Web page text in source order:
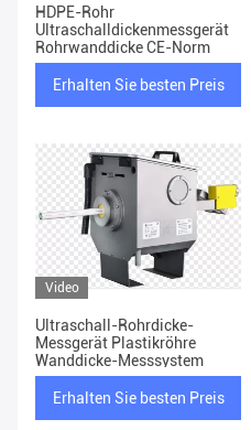
HDPE-Rohr
Ultraschalldickenmessgerät
Rohrwanddicke CE-Norm
Erhalten Sie besten Preis
Video
Ultraschall-Rohrdicke-
Messgerät Plastikröhre
Wanddicke-Messsystem
Erhalten Sie besten Preis